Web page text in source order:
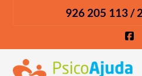
926 205 113 /